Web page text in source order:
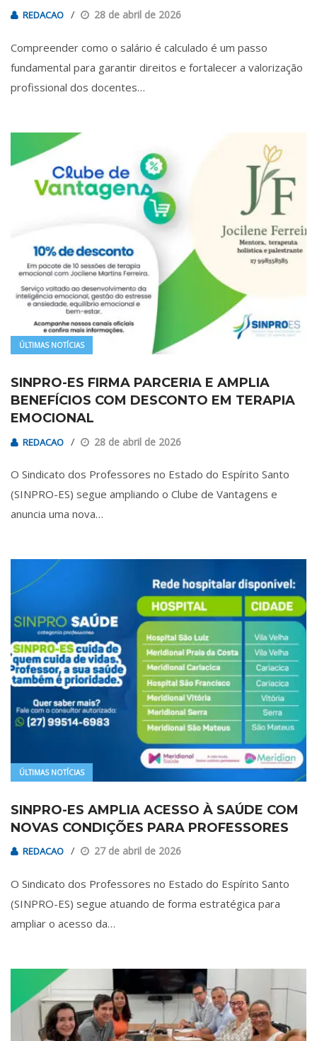
REDACAO 28 de abril de 2026
Compreender como o salário é calculado é um passo
fundamental para garantir direitos e fortalecer a valorização
profissional dos docentes…
ÚLTIMAS NOTÍCIAS
SINPRO-ES FIRMA PARCERIA E AMPLIA
BENEFÍCIOS COM DESCONTO EM TERAPIA
EMOCIONAL
REDACAO 28 de abril de 2026
O Sindicato dos Professores no Estado do Espírito Santo
(SINPRO-ES) segue ampliando o Clube de Vantagens e
anuncia uma nova…
ÚLTIMAS NOTÍCIAS
SINPRO-ES AMPLIA ACESSO À SAÚDE COM
NOVAS CONDIÇÕES PARA PROFESSORES
REDACAO 27 de abril de 2026
O Sindicato dos Professores no Estado do Espírito Santo
(SINPRO-ES) segue atuando de forma estratégica para
ampliar o acesso da…